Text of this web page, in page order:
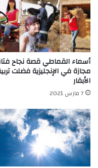
أسماء القماطي قصة نجاح
مجازة في الإنجليزية فضلت
الأبقار
7 مارس 2021